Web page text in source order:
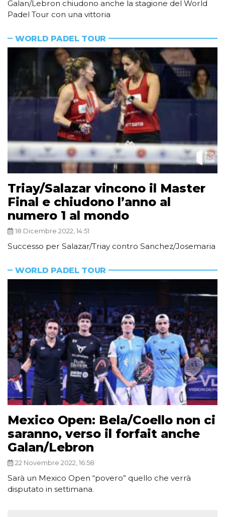
Galan/Lebron chiudono anche la stagione del World
Padel Tour con una vittoria
WORLD PADEL TOUR
Triay/Salazar vincono il Master
Final e chiudono l’anno al
numero 1 al mondo
18 Dicembre 2022, 14:51
Successo per Salazar/Triay contro Sanchez/Josemaria
WORLD PADEL TOUR
Mexico Open: Bela/Coello non ci
saranno, verso il forfait anche
Galan/Lebron
22 Novembre 2022, 16:58
Sarà un Mexico Open “povero” quello che verrà
disputato in settimana.